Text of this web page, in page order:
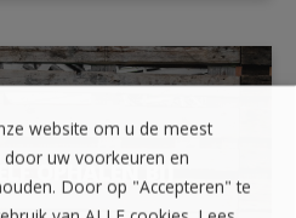
OPHALEN BIJ
website om u de meest
uw voorkeuren en
Door op "Accepteren" te